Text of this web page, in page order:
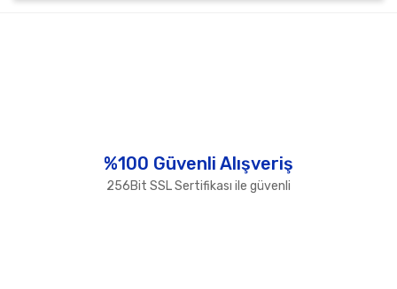
Ürün fiyatı diğer sitelerden daha pahalı.
%100 Güvenli Alışveriş
256Bit SSL Sertifikası ile güvenli